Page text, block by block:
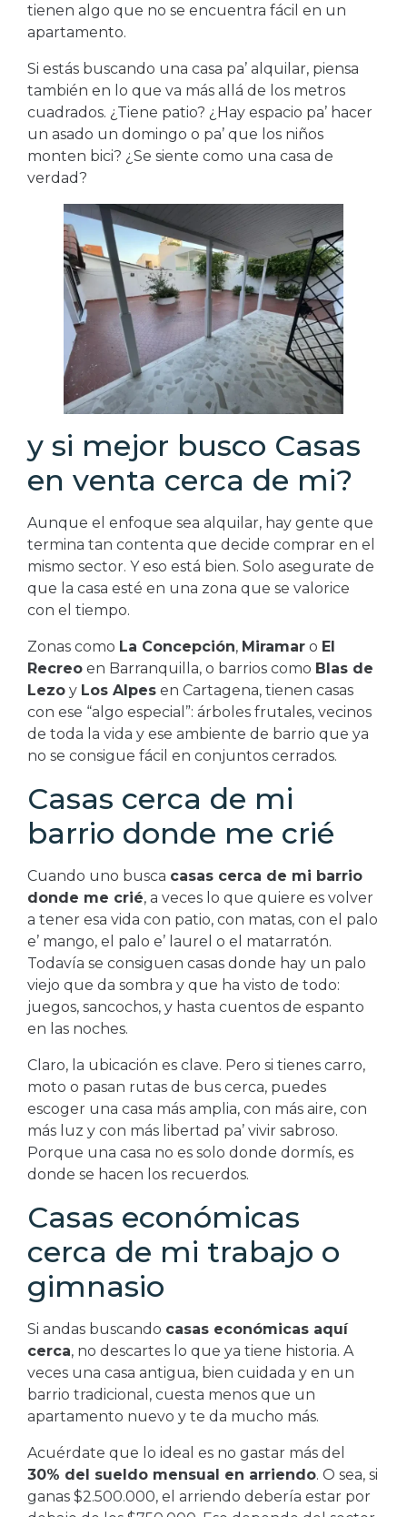
tienen algo que no se encuentra fácil en un
apartamento.
Si estás buscando una casa pa’ alquilar, piensa
también en lo que va más allá de los metros
cuadrados. ¿Tiene patio? ¿Hay espacio pa’ hacer
un asado un domingo o pa’ que los niños
monten bici? ¿Se siente como una casa de
verdad?
y si mejor busco Casas
en venta cerca de mi?
Aunque el enfoque sea alquilar, hay gente que
termina tan contenta que decide comprar en el
mismo sector. Y eso está bien. Solo asegurate de
que la casa esté en una zona que se valorice
con el tiempo.
Zonas como La Concepción, Miramar o El
Recreo en Barranquilla, o barrios como Blas de
Lezo y Los Alpes en Cartagena, tienen casas
con ese “algo especial”: árboles frutales, vecinos
de toda la vida y ese ambiente de barrio que ya
no se consigue fácil en conjuntos cerrados.
Casas cerca de mi
barrio donde me crié
Cuando uno busca casas cerca de mi barrio
donde me crié, a veces lo que quiere es volver
a tener esa vida con patio, con matas, con el palo
e’ mango, el palo e’ laurel o el matarratón.
Todavía se consiguen casas donde hay un palo
viejo que da sombra y que ha visto de todo:
juegos, sancochos, y hasta cuentos de espanto
en las noches.
Claro, la ubicación es clave. Pero si tienes carro,
moto o pasan rutas de bus cerca, puedes
escoger una casa más amplia, con más aire, con
más luz y con más libertad pa’ vivir sabroso.
Porque una casa no es solo donde dormís, es
donde se hacen los recuerdos.
Casas económicas
cerca de mi trabajo o
gimnasio
Si andas buscando casas económicas aquí
cerca, no descartes lo que ya tiene historia. A
veces una casa antigua, bien cuidada y en un
barrio tradicional, cuesta menos que un
apartamento nuevo y te da mucho más.
Acuérdate que lo ideal es no gastar más del
30% del sueldo mensual en arriendo. O sea, si
ganas $2.500.000, el arriendo debería estar por